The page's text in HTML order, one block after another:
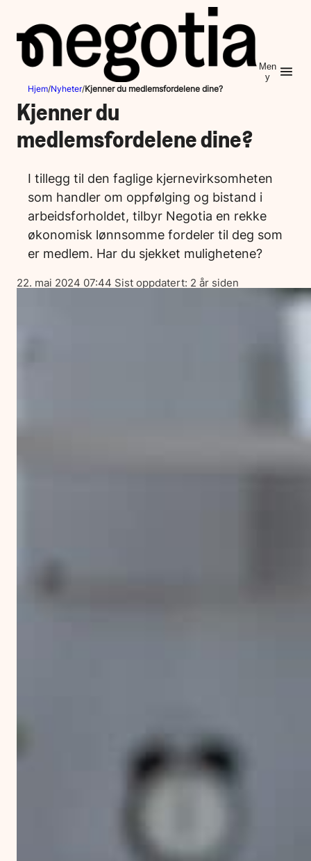
innhold
Men
y
Hjem/Nyheter/Kjenner du medlemsfordelene dine?
Kjenner du
medlemsfordelene dine?
I tillegg til den faglige kjernevirksomheten
som handler om oppfølging og bistand i
arbeidsforholdet, tilbyr Negotia en rekke
økonomisk lønnsomme fordeler til deg som
er medlem. Har du sjekket mulighetene?
Lagt
ut
22. mai 2024 07:44 Sist oppdatert: 2 år siden